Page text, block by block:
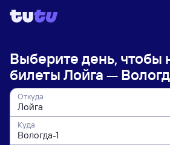
Выберите день, чтобы
билеты Лойга —
Откуда
Куда